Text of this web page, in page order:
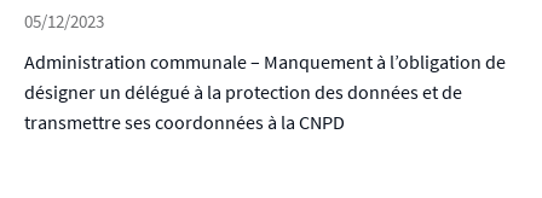
05/12/2023
Administration communale – Manquement à l’obligation de
désigner un délégué à la protection des données et de
transmettre ses coordonnées à la CNPD